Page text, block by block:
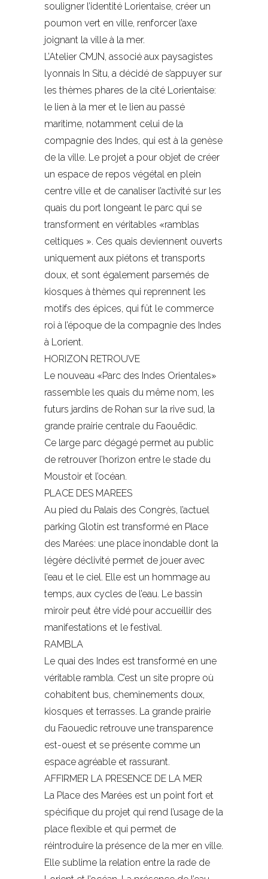
souligner l’identité Lorientaise, créer un
poumon vert en ville, renforcer l’axe
joignant la ville à la mer.
L’Atelier CMJN, associé aux paysagistes
lyonnais In Situ, a décidé de s’appuyer sur
les thèmes phares de la cité Lorientaise:
le lien à la mer et le lien au passé
maritime, notamment celui de la
compagnie des Indes, qui est à la genèse
de la ville. Le projet a pour objet de créer
un espace de repos végétal en plein
centre ville et de canaliser l’activité sur les
quais du port longeant le parc qui se
transforment en véritables «ramblas
celtiques ». Ces quais deviennent ouverts
uniquement aux piétons et transports
doux, et sont également parsemés de
kiosques à thèmes qui reprennent les
motifs des épices, qui fût le commerce
roi à l’époque de la compagnie des Indes
à Lorient.
HORIZON RETROUVE
Le nouveau «Parc des Indes Orientales»
rassemble les quais du même nom, les
futurs jardins de Rohan sur la rive sud, la
grande prairie centrale du Faouëdic.
Ce large parc dégagé permet au public
de retrouver l’horizon entre le stade du
Moustoir et l’océan.
PLACE DES MAREES
Au pied du Palais des Congrès, l’actuel
parking Glotin est transformé en Place
des Marées: une place inondable dont la
légère déclivité permet de jouer avec
l’eau et le ciel. Elle est un hommage au
temps, aux cycles de l’eau. Le bassin
miroir peut être vidé pour accueillir des
manifestations et le festival.
RAMBLA
Le quai des Indes est transformé en une
véritable rambla. C’est un site propre où
cohabitent bus, cheminements doux,
kiosques et terrasses. La grande prairie
du Faouedic retrouve une transparence
est-ouest et se présente comme un
espace agréable et rassurant.
AFFIRMER LA PRESENCE DE LA MER
La Place des Marées est un point fort et
spécifique du projet qui rend l’usage de la
place flexible et qui permet de
réintroduire la présence de la mer en ville.
Elle sublime la relation entre la rade de